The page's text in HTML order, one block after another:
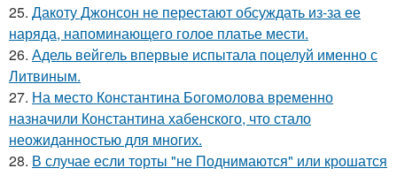
25. Дакоту Джонсон не перестают обсуждать из-за ее
наряда, напоминающего голое платье мести.
26. Адель вейгель впервые испытала поцелуй именно с
Литвиным.
27. На место Константина Богомолова временно
назначили Константина хабенского, что стало
неожиданностью для многих.
28. В случае если торты "не Поднимаются" или крошатся